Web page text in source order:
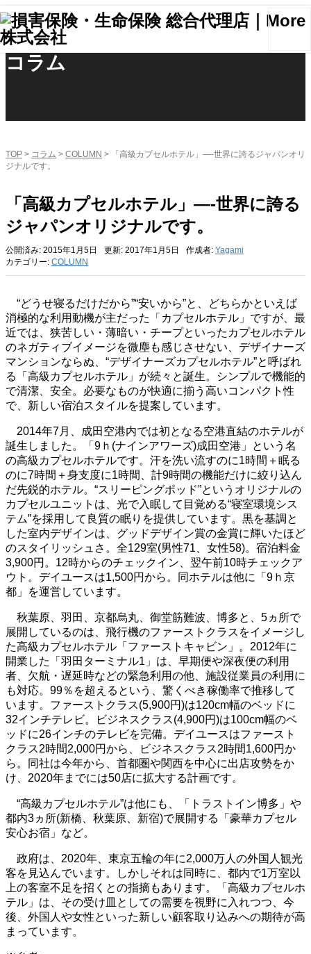
コラム
TOP > コラム > COLUMN >
「高級カプセルホテル」—-世界に誇るジャパンオリ
ジナルです。
「高級カプセルホテル」—-世界に誇る
ジャパンオリジナルです。
公開済み: 2015年1月5日 更新: 2017年1月5日 作成者: Yagami
カテゴリー: COLUMN
“どうせ寝るだけだから”“安いから”と、どちらかといえば
消極的な利用動機が主だった「カプセルホテル」ですが、最
近では、狭苦しい・薄暗い・チープといったカプセルホテル
のネガティブイメージを微塵も感じさせない、デザイナーズ
マンションならぬ、“デザイナーズカプセルホテル”と呼ばれ
る「高級カプセルホテル」が続々と誕生。シンプルで機能的
で清潔、安全。必要なものが快適に揃う高いコンパクト性
で、新しい宿泊スタイルを提案しています。
2014年7月、成田空港内では初となる空港直結のホテルが
誕生しました。「9ｈ(ナインアワーズ)成田空港」という名
の高級カプセルホテルです。汗を洗い流すのに1時間＋眠る
のに7時間＋身支度に1時間、計9時間の機能だけに絞り込ん
だ先鋭的ホテル。“スリーピングポッド”というオリジナルの
カプセルユニットは、光で入眠して目覚める“寝室環境シス
テム”を採用して良質の眠りを提供しています。黒を基調と
した室内デザインは、グッドデザイン賞の金賞に輝いたほど
のスタイリッシュさ。全129室(男性71、女性58)。宿泊料金
3,900円。12時からのチェックイン、翌午前10時チェックア
ウト。デイユースは1,500円から。同ホテルは他に「9ｈ京
都」を運営しています。
秋葉原、羽田、京都烏丸、御堂筋難波、博多と、5ヵ所で
展開しているのは、飛行機のファーストクラスをイメージし
た高級カプセルホテル「ファーストキャビン」。2012年に
開業した「羽田ターミナル1」は、早期便や深夜便の利用
者、欠航・遅延時などの緊急利用の他、施設従業員の利用に
も対応。99％を超えるという、驚くべき稼働率で推移して
います。ファーストクラス(5,900円)は120cm幅のベッドに
32インチテレビ。ビジネスクラス(4,900円)は100cm幅のベ
ッドに26インチのテレビを完備。デイユースはファースト
クラス2時間2,000円から、ビジネスクラス2時間1,600円か
ら。同社は今年から、首都圏や関西を中心に出店攻勢をか
け、2020年までには50店に拡大する計画です。
“高級カプセルホテル”は他にも、「トラストイン博多」や
都内3ヵ所(新橋、秋葉原、新宿)で展開する「豪華カプセル
安心お宿」など。
政府は、2020年、東京五輪の年に2,000万人の外国人観光
客を見込んでいます。しかしそれは同時に、都内で1万室以
上の客室不足を招くとの指摘もあります。「高級カプセルホ
テル」は、その受け皿としての需要を視野に入れつつ、今
後、外国人や女性といった新しい顧客取り込みへの期待が高
まっています。